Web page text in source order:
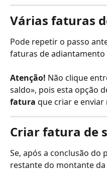
Várias faturas
Pode repetir o passo
faturas de adiantamento
Atenção! Não clique
saldo», pois esta opção
fatura que criar e
Criar fatura de
Se, após a conclusão
restante do montante